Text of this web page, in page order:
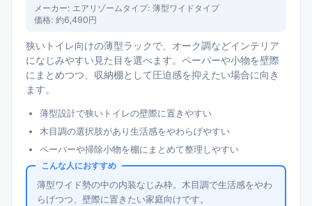
メーカー: エアリゾームタイプ: 薄型ワイドタイプ
価格: 約6,490円
狭いトイレ向けの薄型ラックで、オーク調などインテリア
になじみやすい見た目を選べます。ペーパーや小物を壁際
にまとめつつ、収納棚として圧迫感を抑えたい場合に向き
ます。
薄型設計で狭いトイレの壁際に置きやすい
木目調の選択肢があり生活感をやわらげやすい
ペーパーや掃除小物を棚にまとめて整理しやすい
こんな人におすすめ
薄型ワイド勢の中の内装なじみ枠。木目調で生活感をやわ
らげつつ、壁際に置きたい家庭向けです。